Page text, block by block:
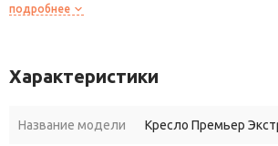
подобную роскошь.
классическом стиле, и позволяет создать
руководителем своих ежедневных
подробнее
Характеристики
Название модели Кресло Премьер